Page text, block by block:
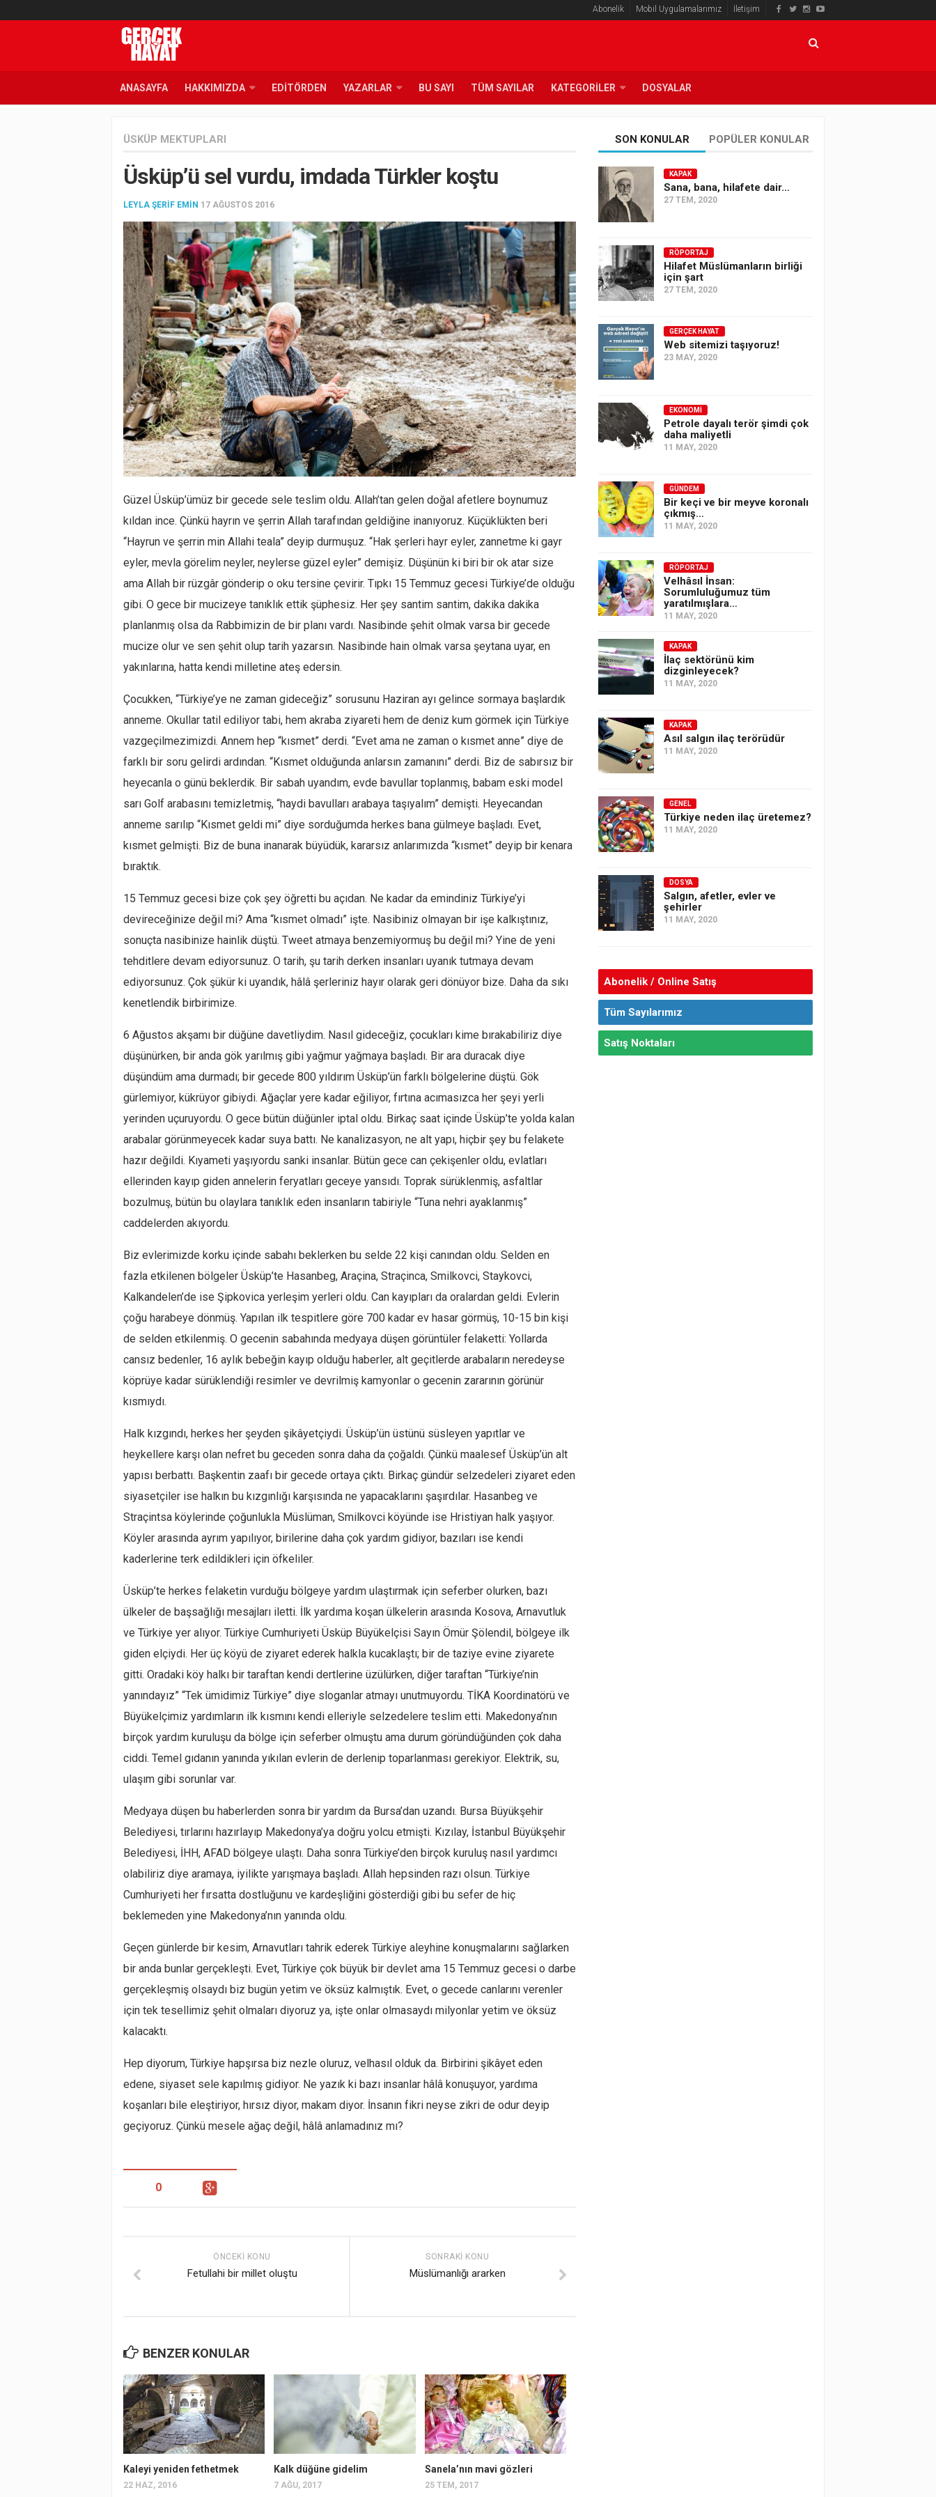
Abonelik Mobil Uygulamalarımız İletişim
ANASAYFA HAKKIMIZDA EDITÖRDEN YAZARLAR BU SAYI TÜM SAYILAR KATEGORILER DOSYALAR
ÜSKÜP MEKTUPLARI
Üsküp’ü sel vurdu, imdada Türkler koştu
LEYLA ŞERIF EMIN 17 AĞUSTOS 2016
Güzel Üsküp’ümüz bir gecede sele teslim oldu. Allah’tan gelen doğal afetlere boynumuz
kıldan ince. Çünkü hayrın ve şerrin Allah tarafından geldiğine inanıyoruz. Küçüklükten beri
“Hayrun ve şerrin min Allahi teala” deyip durmuşuz. “Hak şerleri hayr eyler, zannetme ki gayr
eyler, mevla görelim neyler, neylerse güzel eyler” demişiz. Düşünün ki biri bir ok atar size
ama Allah bir rüzgâr gönderip o oku tersine çevirir. Tıpkı 15 Temmuz gecesi Türkiye’de olduğu
gibi. O gece bir mucizeye tanıklık ettik şüphesiz. Her şey santim santim, dakika dakika
planlanmış olsa da Rabbimizin de bir planı vardı. Nasibinde şehit olmak varsa bir gecede
mucize olur ve sen şehit olup tarih yazarsın. Nasibinde hain olmak varsa şeytana uyar, en
yakınlarına, hatta kendi milletine ateş edersin.
Çocukken, “Türkiye’ye ne zaman gideceğiz” sorusunu Haziran ayı gelince sormaya başlardık
anneme. Okullar tatil ediliyor tabi, hem akraba ziyareti hem de deniz kum görmek için Türkiye
vazgeçilmezimizdi. Annem hep “kısmet” derdi. “Evet ama ne zaman o kısmet anne” diye de
farklı bir soru gelirdi ardından. “Kısmet olduğunda anlarsın zamanını” derdi. Biz de sabırsız bir
heyecanla o günü beklerdik. Bir sabah uyandım, evde bavullar toplanmış, babam eski model
sarı Golf arabasını temizletmiş, “haydi bavulları arabaya taşıyalım” demişti. Heyecandan
anneme sarılıp “Kısmet geldi mi” diye sorduğumda herkes bana gülmeye başladı. Evet,
kısmet gelmişti. Biz de buna inanarak büyüdük, kararsız anlarımızda “kısmet” deyip bir kenara
bıraktık.
15 Temmuz gecesi bize çok şey öğretti bu açıdan. Ne kadar da emindiniz Türkiye’yi
devireceğinize değil mi? Ama “kısmet olmadı” işte. Nasibiniz olmayan bir işe kalkıştınız,
sonuçta nasibinize hainlik düştü. Tweet atmaya benzemiyormuş bu değil mi? Yine de yeni
tehditlere devam ediyorsunuz. O tarih, şu tarih derken insanları uyanık tutmaya devam
ediyorsunuz. Çok şükür ki uyandık, hâlâ şerleriniz hayır olarak geri dönüyor bize. Daha da sıkı
kenetlendik birbirimize.
6 Ağustos akşamı bir düğüne davetliydim. Nasıl gideceğiz, çocukları kime bırakabiliriz diye
düşünürken, bir anda gök yarılmış gibi yağmur yağmaya başladı. Bir ara duracak diye
düşündüm ama durmadı; bir gecede 800 yıldırım Üsküp’ün farklı bölgelerine düştü. Gök
gürlemiyor, kükrüyor gibiydi. Ağaçlar yere kadar eğiliyor, fırtına acımasızca her şeyi yerli
yerinden uçuruyordu. O gece bütün düğünler iptal oldu. Birkaç saat içinde Üsküp’te yolda kalan
arabalar görünmeyecek kadar suya battı. Ne kanalizasyon, ne alt yapı, hiçbir şey bu felakete
hazır değildi. Kıyameti yaşıyordu sanki insanlar. Bütün gece can çekişenler oldu, evlatları
ellerinden kayıp giden annelerin feryatları geceye yansıdı. Toprak sürüklenmiş, asfaltlar
bozulmuş, bütün bu olaylara tanıklık eden insanların tabiriyle “Tuna nehri ayaklanmış”
caddelerden akıyordu.
Biz evlerimizde korku içinde sabahı beklerken bu selde 22 kişi canından oldu. Selden en
fazla etkilenen bölgeler Üsküp’te Hasanbeg, Araçina, Straçinca, Smilkovci, Staykovci,
Kalkandelen’de ise Şipkovica yerleşim yerleri oldu. Can kayıpları da oralardan geldi. Evlerin
çoğu harabeye dönmüş. Yapılan ilk tespitlere göre 700 kadar ev hasar görmüş, 10-15 bin kişi
de selden etkilenmiş. O gecenin sabahında medyaya düşen görüntüler felaketti: Yollarda
cansız bedenler, 16 aylık bebeğin kayıp olduğu haberler, alt geçitlerde arabaların neredeyse
köprüye kadar sürüklendiği resimler ve devrilmiş kamyonlar o gecenin zararının görünür
kısmıydı.
Halk kızgındı, herkes her şeyden şikâyetçiydi. Üsküp’ün üstünü süsleyen yapıtlar ve
heykellere karşı olan nefret bu geceden sonra daha da çoğaldı. Çünkü maalesef Üsküp’ün alt
yapısı berbattı. Başkentin zaafı bir gecede ortaya çıktı. Birkaç gündür selzedeleri ziyaret eden
siyasetçiler ise halkın bu kızgınlığı karşısında ne yapacaklarını şaşırdılar. Hasanbeg ve
Straçintsa köylerinde çoğunlukla Müslüman, Smilkovci köyünde ise Hristiyan halk yaşıyor.
Köyler arasında ayrım yapılıyor, birilerine daha çok yardım gidiyor, bazıları ise kendi
kaderlerine terk edildikleri için öfkeliler.
Üsküp’te herkes felaketin vurduğu bölgeye yardım ulaştırmak için seferber olurken, bazı
ülkeler de başsağlığı mesajları iletti. İlk yardıma koşan ülkelerin arasında Kosova, Arnavutluk
ve Türkiye yer alıyor. Türkiye Cumhuriyeti Üsküp Büyükelçisi Sayın Ömür Şölendil, bölgeye ilk
giden elçiydi. Her üç köyü de ziyaret ederek halkla kucaklaştı; bir de taziye evine ziyarete
gitti. Oradaki köy halkı bir taraftan kendi dertlerine üzülürken, diğer taraftan “Türkiye’nin
yanındayız” “Tek ümidimiz Türkiye” diye sloganlar atmayı unutmuyordu. TİKA Koordinatörü ve
Büyükelçimiz yardımların ilk kısmını kendi elleriyle selzedelere teslim etti. Makedonya’nın
birçok yardım kuruluşu da bölge için seferber olmuştu ama durum göründüğünden çok daha
ciddi. Temel gıdanın yanında yıkılan evlerin de derlenip toparlanması gerekiyor. Elektrik, su,
ulaşım gibi sorunlar var.
Medyaya düşen bu haberlerden sonra bir yardım da Bursa’dan uzandı. Bursa Büyükşehir
Belediyesi, tırlarını hazırlayıp Makedonya’ya doğru yolcu etmişti. Kızılay, İstanbul Büyükşehir
Belediyesi, İHH, AFAD bölgeye ulaştı. Daha sonra Türkiye’den birçok kuruluş nasıl yardımcı
olabiliriz diye aramaya, iyilikte yarışmaya başladı. Allah hepsinden razı olsun. Türkiye
Cumhuriyeti her fırsatta dostluğunu ve kardeşliğini gösterdiği gibi bu sefer de hiç
beklemeden yine Makedonya’nın yanında oldu.
Geçen günlerde bir kesim, Arnavutları tahrik ederek Türkiye aleyhine konuşmalarını sağlarken
bir anda bunlar gerçekleşti. Evet, Türkiye çok büyük bir devlet ama 15 Temmuz gecesi o darbe
gerçekleşmiş olsaydı biz bugün yetim ve öksüz kalmıştık. Evet, o gecede canlarını verenler
için tek tesellimiz şehit olmaları diyoruz ya, işte onlar olmasaydı milyonlar yetim ve öksüz
kalacaktı.
Hep diyorum, Türkiye hapşırsa biz nezle oluruz, velhasıl olduk da. Birbirini şikâyet eden
edene, siyaset sele kapılmış gidiyor. Ne yazık ki bazı insanlar hâlâ konuşuyor, yardıma
koşanları bile eleştiriyor, hırsız diyor, makam diyor. İnsanın fikri neyse zikri de odur deyip
geçiyoruz. Çünkü mesele ağaç değil, hâlâ anlamadınız mı?
0
SONRAKI KONU
Müslümanlığı ararken
ÖNCEKI KONU
Fetullahi bir millet oluştu
BENZER KONULAR
Kaleyi yeniden fethetmek
22 HAZ, 2016
Kalk düğüne gidelim
7 AĞU, 2017
Sanela’nın mavi gözleri
25 TEM, 2017
SON KONULAR POPÜLER KONULAR
KAPAK
Sana, bana, hilafete dair…
27 TEM, 2020
RÖPORTAJ
Hilafet Müslümanların birliği
için şart
27 TEM, 2020
GERÇEK HAYAT
Web sitemizi taşıyoruz!
23 MAY, 2020
EKONOMI
Petrole dayalı terör şimdi çok
daha maliyetli
11 MAY, 2020
GÜNDEM
Bir keçi ve bir meyve koronalı
çıkmış…
11 MAY, 2020
RÖPORTAJ
Velhâsıl İnsan:
Sorumluluğumuz tüm
yaratılmışlara…
11 MAY, 2020
KAPAK
İlaç sektörünü kim
dizginleyecek?
11 MAY, 2020
KAPAK
Asıl salgın ilaç terörüdür
11 MAY, 2020
GENEL
Türkiye neden ilaç üretemez?
11 MAY, 2020
DOSYA
Salgın, afetler, evler ve
şehirler
11 MAY, 2020
Abonelik / Online Satış
Tüm Sayılarımız
Satış Noktaları